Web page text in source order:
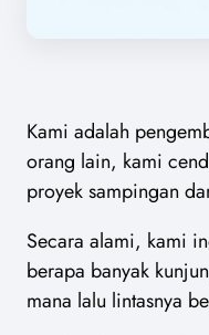
Kami adalah
orang lain, kami
proyek sampingan
Secara alami, kami
berapa banyak
mana lalu lintasnya